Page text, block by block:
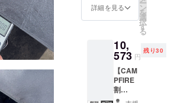
略、マーケ
ティングの
ティブアッ
プグレー
ド、広告展
（税
込） ※
送料無
内配送
のみ）
■お届け
内容
「ZUO
DU」日
傘× 1
詳細を見る ー
ン
を
選
択
す
る
10,
573 円
残り30
【CAM
PFIRE
割
33%OF